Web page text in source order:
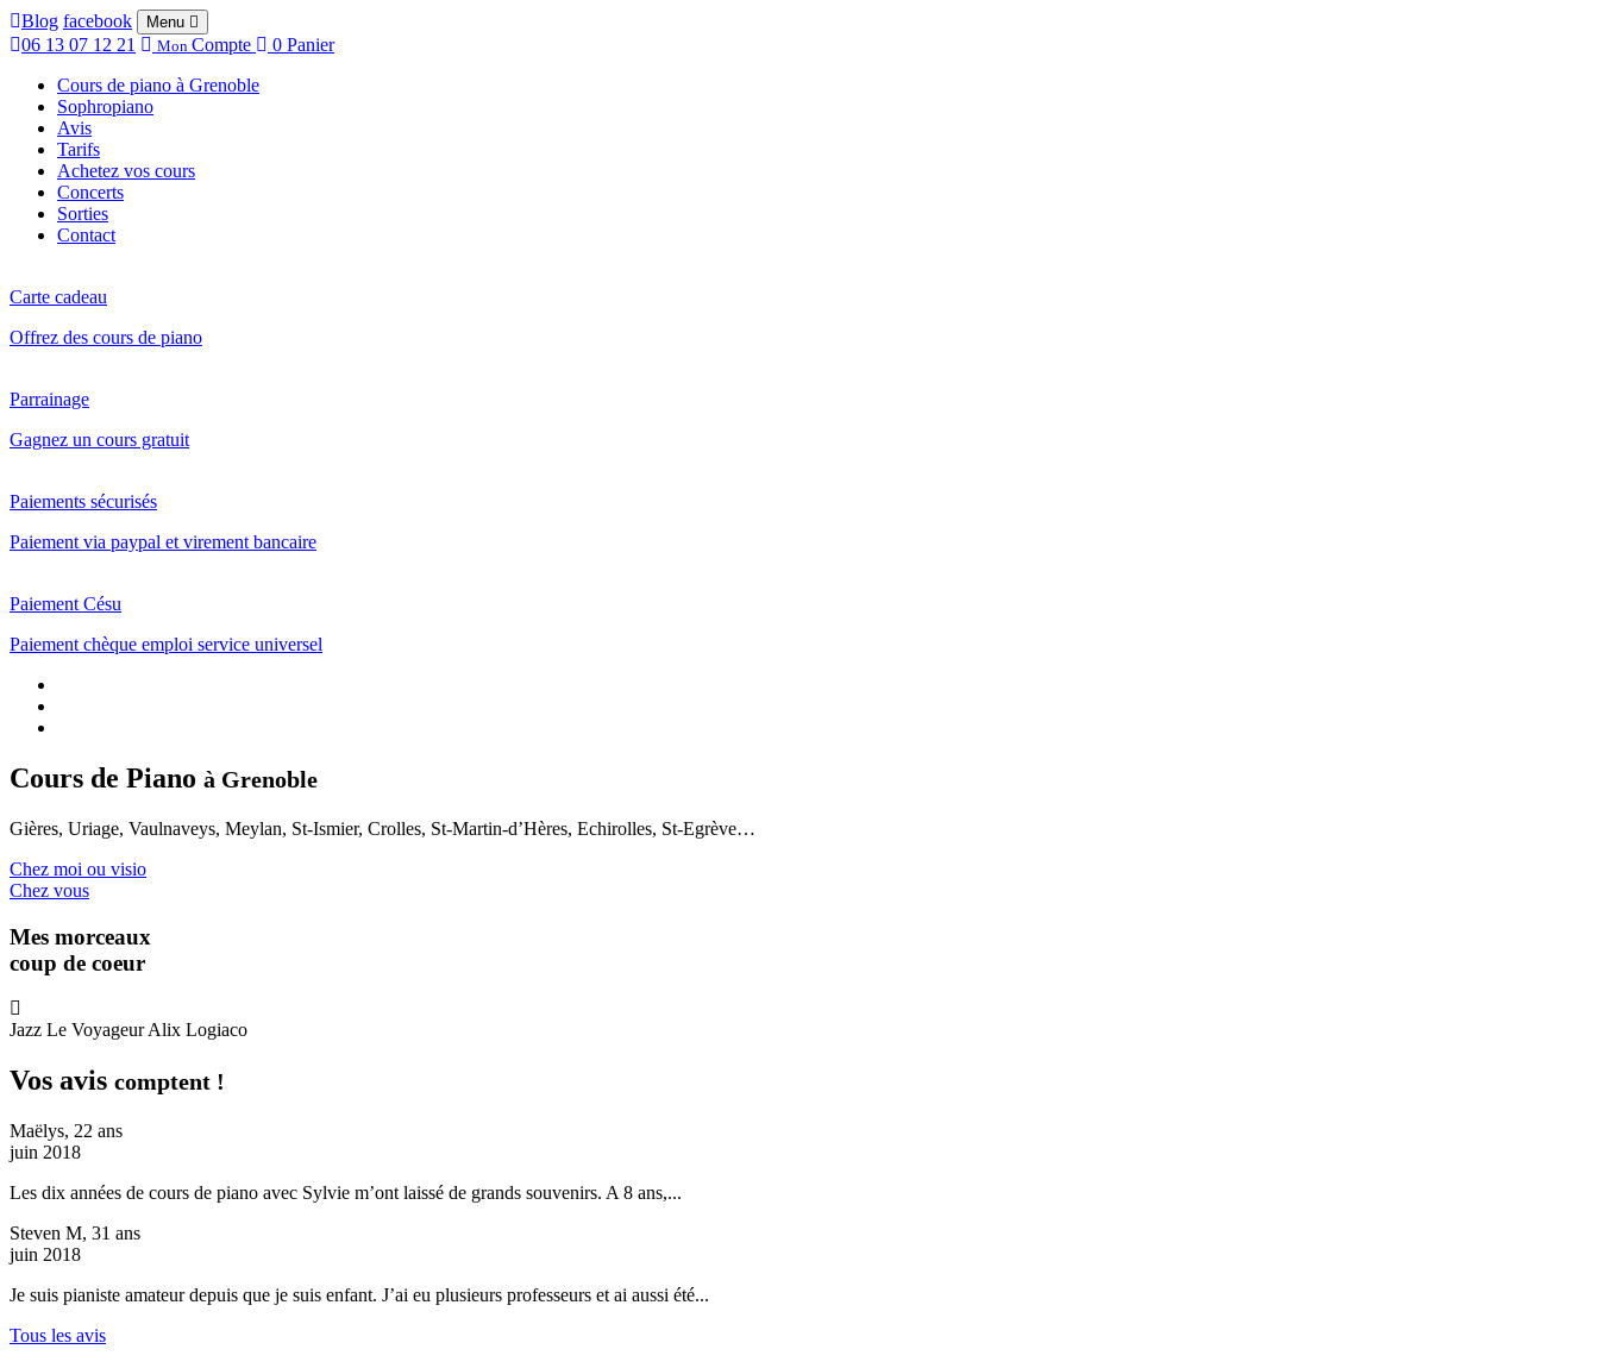
Blog facebook Menu
06 13 07 12 21 Mon Compte 0 Panier
Cours de piano à Grenoble
Sophropiano
Avis
Tarifs
Achetez vos cours
Concerts
Sorties
Contact
Carte cadeau
Offrez des cours de piano
Parrainage
Gagnez un cours gratuit
Paiements sécurisés
Paiement via paypal et virement bancaire
Paiement Césu
Paiement chèque emploi service universel
Cours de Piano à Grenoble
Gières, Uriage, Vaulnaveys, Meylan, St-Ismier, Crolles, St-Martin-d’Hères, Echirolles, St-Egrève…
Chez moi ou visio
Chez vous
Mes morceaux
coup de coeur
Jazz Le Voyageur Alix Logiaco
Vos avis comptent !
Maëlys, 22 ans
juin 2018
Les dix années de cours de piano avec Sylvie m’ont laissé de grands souvenirs. A 8 ans,...
Steven M, 31 ans
juin 2018
Je suis pianiste amateur depuis que je suis enfant. J’ai eu plusieurs professeurs et ai aussi été...
Tous les avis